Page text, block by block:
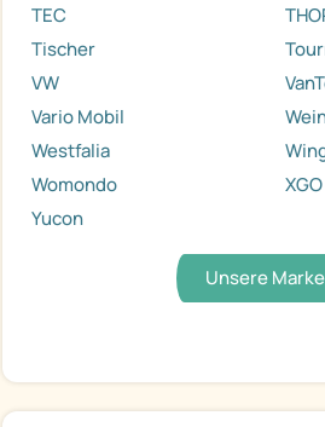
TEC
Tischer
VW
Vario Mobil
Westfalia
Womondo
XGO
Yucon
Unsere